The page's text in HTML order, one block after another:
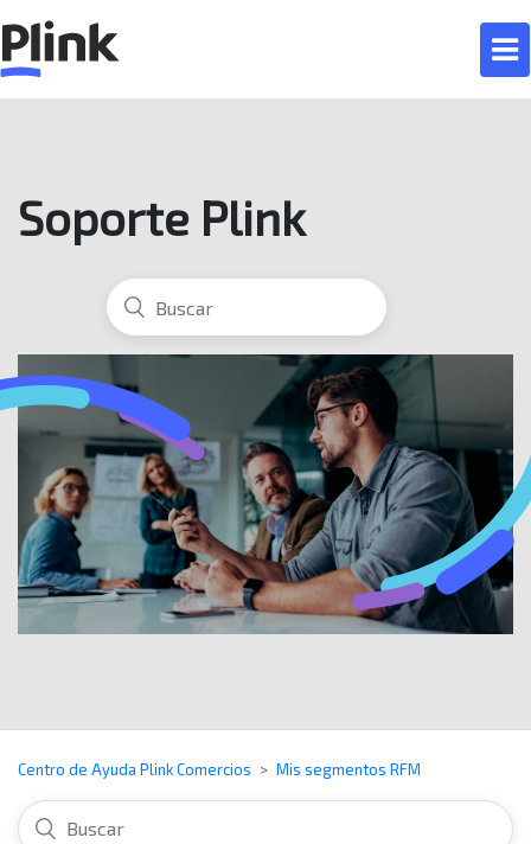
Soporte Plink
Centro de Ayuda Plink Comercios Mis segmentos RFM